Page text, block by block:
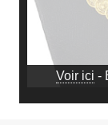
Voir ici -